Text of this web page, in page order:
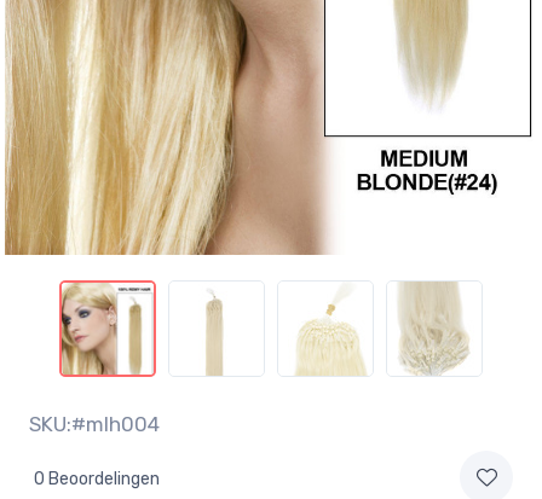
SKU:#mlh004
0 Beoordelingen